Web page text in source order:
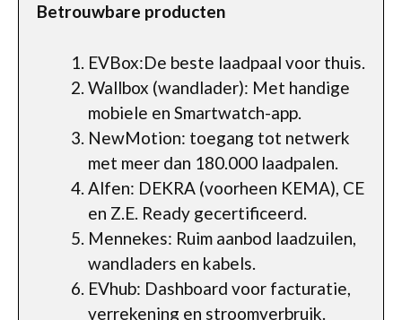
Betrouwbare producten
EVBox:De beste laadpaal voor thuis.
Wallbox (wandlader): Met handige
mobiele en Smartwatch-app.
NewMotion: toegang tot netwerk
met meer dan 180.000 laadpalen.
Alfen: DEKRA (voorheen KEMA), CE
en Z.E. Ready gecertificeerd.
Mennekes: Ruim aanbod laadzuilen,
wandladers en kabels.
EVhub: Dashboard voor facturatie,
verrekening en stroomverbruik.